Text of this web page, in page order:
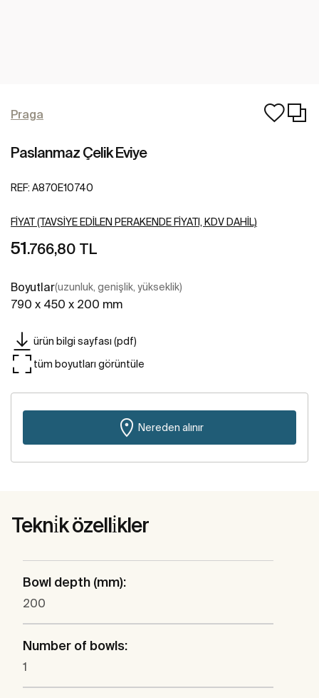
Praga
Paslanmaz Çelik Eviye
REF: A870E10740
FIYAT (TAVSIYE EDILEN PERAKENDE FIYATI, KDV DAHIL)
51.766,80 TL
Boyutlar(uzunluk, genişlik, yükseklik)
790 x 450 x 200 mm
ürün bilgi sayfası (pdf)
tüm boyutları görüntüle
Nereden alınır
Tekni̇k özelli̇kler
Bowl depth (mm):
200
Number of bowls:
1